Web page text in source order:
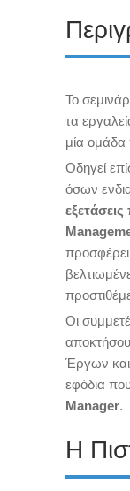
Το
τα
μία ομάδα
Οδηγεί
όσων
Οι
Έργων
εφόδια
Manager.
Η